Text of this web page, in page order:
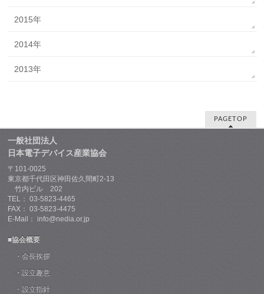
2015年
2014年
2013年
PAGETOP
一般社団法人
日本電子デバイス産業協会
〒101-0025
東京都千代田区神田佐久間町2-13
竹内ビル 202
TEL： 03-5823-4465
FAX： 03-5823-4475
E-Mail： info@nedia.or.jp
■協会概要
・会長挨拶
・設立趣意
・設立指針